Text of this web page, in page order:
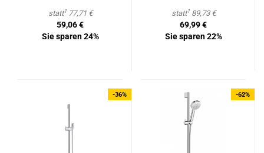
statt177,71 €
59,06 €
Sie sparen 24%
statt189,73 €
69,99 €
Sie sparen 22%
-36% -62%